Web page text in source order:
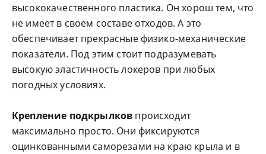
высококачественного пластика. Он хорош тем, что
не имеет в своем составе отходов. А это
обеспечивает прекрасные физико-механические
показатели. Под этим стоит подразумевать
высокую эластичность локеров при любых
погодных условиях.
Крепление подкрылков происходит
максимально просто. Они фиксируются
оцинкованными саморезами на краю крыла и в